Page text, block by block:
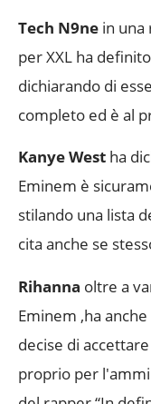
Tech N9ne in una
per XXL ha
dichiarando di
completo ed è al
Kanye West ha
Eminem è
stilando una lista
cita anche se
Rihanna oltre a
Eminem ,ha
decise di
proprio per